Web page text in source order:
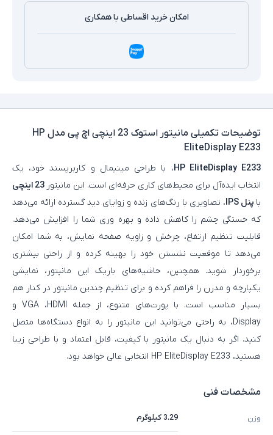
امکان خرید اقساطی با همکاری
توضیحات تکمیلی
مانیتور استوک 23 اینچی اچ پی مدل HP
EliteDisplay E233
HP EliteDisplay E233، با طراحی مینیمال و کاربرپسند خود، یک
انتخاب ایده‌آل برای محیط‌های کاری حرفه‌ای است. این مانیتور
با پنل IPS
، تصاویری با رنگ‌های زنده و زوایای دید گسترده ارائه می‌دهد
که خستگی چشم را کاهش داده و بهره‌ وری شما را افزایش می‌دهد.
قابلیت تنظیم ارتفاع، چرخش و زاویه صفحه نمایش، به شما امکان
می‌دهد تا موقعیت نشستن خود را بهینه کرده و از راحتی بیشتری
برخوردار شوید. همچنین، حاشیه‌های باریک این مانیتور، نمایشی
یکپارچه و مدرن را فراهم کرده و برای تنظیم چندین مانیتور در کنار هم
بسیار مناسب است. با پورت‌های متنوع، از جمله VGA ،HDMI و
Display، به راحتی می‌توانید این مانیتور را به انواع دستگاه‌ها متصل
کنید. اگر به دنبال یک مانیتور با کیفیت، قابل اعتماد و با طراحی زیبا
هستید، HP EliteDisplay E233 انتخابی عالی خواهد بود.
مشخصات فنی
وزن 3.29 کیلوگرم